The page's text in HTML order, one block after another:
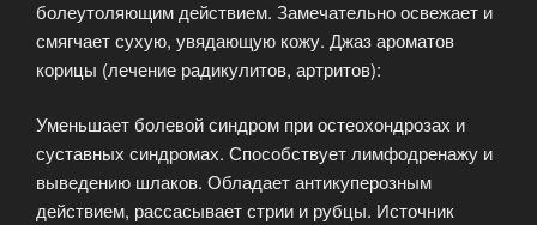
болеутоляющим действием. Замечательно освежает и
смягчает сухую, увядающую кожу. Джаз ароматов
корицы (лечение радикулитов, артритов):
Уменьшает болевой синдром при остеохондрозах и
суставных синдромах. Способствует лимфодренажу и
выведению шлаков. Обладает антикуперозным
действием, рассасывает стрии и рубцы. Источник